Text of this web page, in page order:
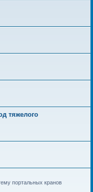
тяжелого
портальных кранов